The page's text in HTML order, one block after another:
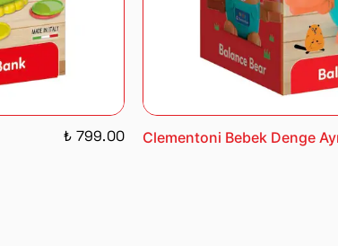
₺ 799.00 Clementoni Bebek Denge